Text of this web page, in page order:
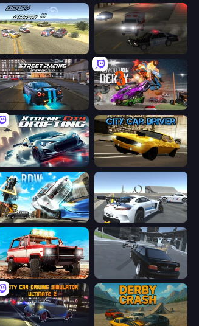
Derby Crash 3
Demolition Derby 3
Xtreme City Drifting City Car Driver
Real Drift World
Offroad Masters Challenge Transporter Hot Pursuit